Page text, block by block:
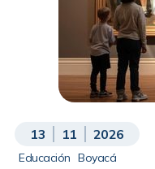
13 11 2026
Educación Boyacá